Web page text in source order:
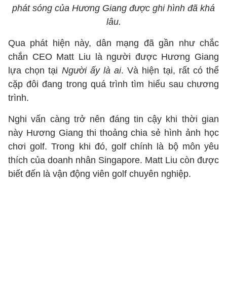
phát sóng của Hương Giang được ghi hình đã khá
lâu.
Qua phát hiện này, dân mạng đã gần như chắc
chắn CEO Matt Liu là người được Hương Giang
lựa chọn tại Người ấy là ai. Và hiện tại, rất có thể
cặp đôi đang trong quá trình tìm hiểu sau chương
trình.
Nghi vấn càng trở nên đáng tin cậy khi thời gian
này Hương Giang thi thoảng chia sẻ hình ảnh học
chơi golf. Trong khi đó, golf chính là bộ môn yêu
thích của doanh nhân Singapore. Matt Liu còn được
biết đến là vận động viên golf chuyên nghiệp.